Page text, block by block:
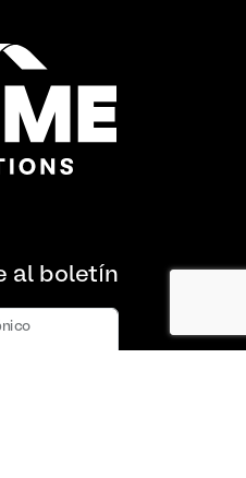
al boletín